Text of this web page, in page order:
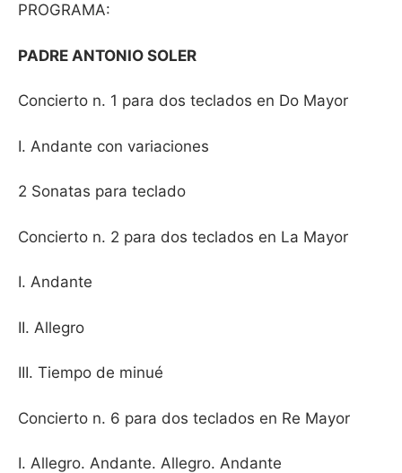
PROGRAMA:
PADRE ANTONIO SOLER
Concierto n. 1 para dos teclados en Do Mayor
I. Andante con variaciones
2 Sonatas para teclado
Concierto n. 2 para dos teclados en La Mayor
I. Andante
II. Allegro
III. Tiempo de minué
Concierto n. 6 para dos teclados en Re Mayor
I. Allegro. Andante. Allegro. Andante